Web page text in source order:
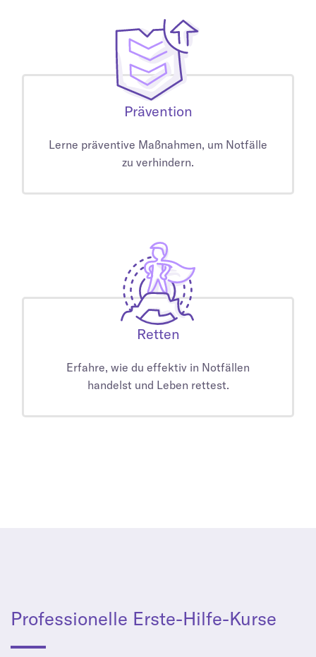
Prävention
Lerne präventive Maßnahmen, um Notfälle
zu verhindern.
Retten
Erfahre, wie du effektiv in Notfällen
handelst und Leben rettest.
Professionelle Erste-Hilfe-Kurse